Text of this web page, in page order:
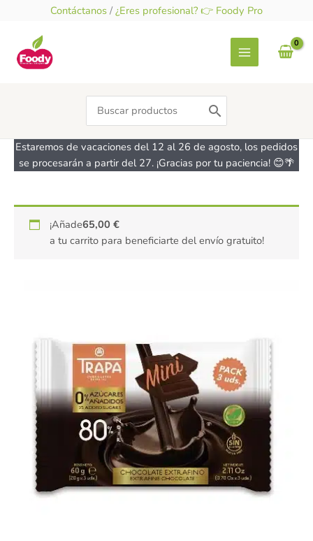
contenido
Contáctanos / ¿Eres profesional? 👉 Foody Pro
Search
for:
Estaremos de vacaciones del 12 al 26 de agosto, los pedidos
se procesarán a partir del 27. ¡Gracias por tu paciencia! 😊🌴
¡Añade65,00€
a tu carrito para beneficiarte del envío gratuito!
Chocolate
80%
extrafino
60g
cantidad